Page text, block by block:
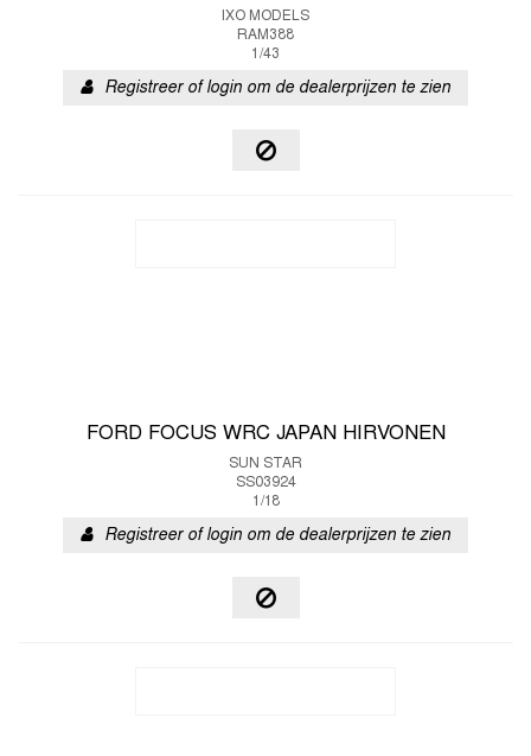
IXO MODELS
RAM388
1/43
Registreer of login om de dealerprijzen te zien
FORD FOCUS WRC JAPAN HIRVONEN
SUN STAR
SS03924
1/18
Registreer of login om de dealerprijzen te zien